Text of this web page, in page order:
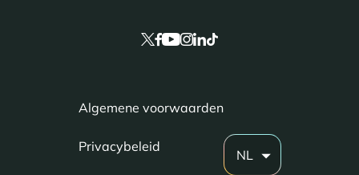
Algemene voorwaarden
Privacybeleid
NL